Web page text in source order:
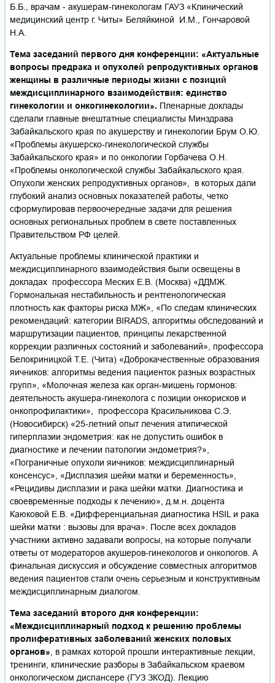
Б.Б., врачам - акушерам-гинекологам ГАУЗ «Клинический
медицинский центр г. Читы» Беляйкиной И.М., Гончаровой
Н.А.
Тема заседаний первого дня конференции: «Актуальные
вопросы предрака и опухолей репродуктивных органов
женщины в различные периоды жизни с позиций
междисциплинарного взаимодействия: единство
гинекологии и онкогинекологии». Пленарные доклады
сделали главные внештатные специалисты Минздрава
Забайкальского края по акушерству и гинекологии Брум О.Ю.
«Проблемы акушерско-гинекологической службы
Забайкальского края» и по онкологии Горбачева О.Н.
«Проблемы онкологической службы Забайкальского края.
Опухоли женских репродуктивных органов», в которых дали
глубокий анализ основных показателей работы, четко
сформулировав первоочередные задачи для решения
основных региональных проблем в свете поставленных
Правительством РФ целей.
Актуальные проблемы клинической практики и
междисциплинарного взаимодействия были освещены в
докладах профессора Меских Е.В. (Москва) «ДДМЖ.
Гормональная нестабильность и рентгенологическая
плотность как факторы риска МЖ», «По следам клинических
рекомендаций: категории BIRADS, алгоритмы обследований и
маршрутизации пациентов, принципы лекарственной
коррекции различных состояний и заболеваний», профессора
Белокриницкой Т.Е. (Чита) «Доброкачественные образования
яичников: алгоритмы ведения пациенток разных возрастных
групп», «Молочная железа как орган-мишень гормонов:
деятельность акушера-гинеколога с позиции онкорисков и
онкопрофилактики», профессора Красильникова С.Э.
(Новосибирск) «25-летний опыт лечения атипической
гиперплазии эндометрия: как не допустить ошибок в
диагностике и лечении патологии эндометрия?»,
«Пограничные опухоли яичников: междисциплинарный
консенсус», «Дисплазия шейки матки и беременность»,
«Рецидивы дисплазии и рака шейки матки. Диагностика и
своевременные подходы к лечению», д.м.н. доцента
Каюковой Е.В. «Дифференциальная диагностика HSIL и рака
шейки матки : вызовы для врача». После всех докладов
участники активно задавали вопросы, на которые получали
ответы от модераторов акушеров-гинекологов и онкологов. А
финальная дискуссия и обсуждение совместных алгоритмов
ведения пациентов стали очень серьезным и конструктивным
междисциплинарным диалогом.
Тема заседаний второго дня конференции:
«Междисциплинарный подход к решению проблемы
пролиферативных заболеваний женских половых
органов», в рамках которой прошли интерактивные лекции,
тренинги, клинические разборы в Забайкальском краевом
онкологическом диспансере (ГУЗ ЗКОД). Лекцию